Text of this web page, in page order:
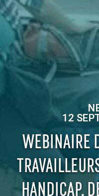
12
WEBINAIRE
HANDICAP,